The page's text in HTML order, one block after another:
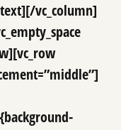
vc_column]